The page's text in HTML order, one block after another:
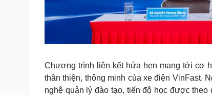
Chương trình liên kết hứa hẹn mang tới cơ
thân thiện, thông minh của xe điện VinFast.
nghệ quản lý đào tạo, tiến độ học được